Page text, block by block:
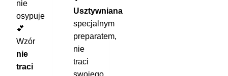
nie
osypuje
💕
Wzór
nie
traci
Usztywniana
specjalnym
preparatem,
nie
traci
swojego